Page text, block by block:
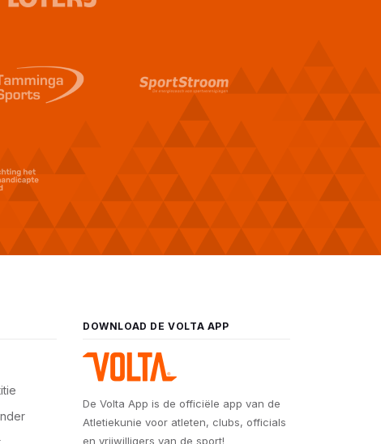
DOWNLOAD DE VOLTA APP
De Volta App is de officiële app van de
Atletiekunie voor atleten, clubs, officials
en vrijwilligers van de sport!